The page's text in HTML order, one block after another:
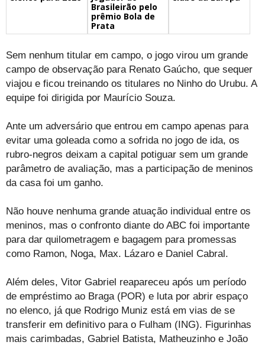
Brasileirão pelo
prêmio Bola de
Prata
Sem nenhum titular em campo, o jogo virou um grande
campo de observação para Renato Gaúcho, que sequer
viajou e ficou treinando os titulares no Ninho do Urubu. A
equipe foi dirigida por Maurício Souza.
Ante um adversário que entrou em campo apenas para
evitar uma goleada como a sofrida no jogo de ida, os
rubro-negros deixam a capital potiguar sem um grande
parâmetro de avaliação, mas a participação de meninos
da casa foi um ganho.
Não houve nenhuma grande atuação individual entre os
meninos, mas o confronto diante do ABC foi importante
para dar quilometragem e bagagem para promessas
como Ramon, Noga, Max. Lázaro e Daniel Cabral.
Além deles, Vitor Gabriel reapareceu após um período
de empréstimo ao Braga (POR) e luta por abrir espaço
no elenco, já que Rodrigo Muniz está em vias de se
transferir em definitivo para o Fulham (ING). Figurinhas
mais carimbadas, Gabriel Batista, Matheuzinho e João